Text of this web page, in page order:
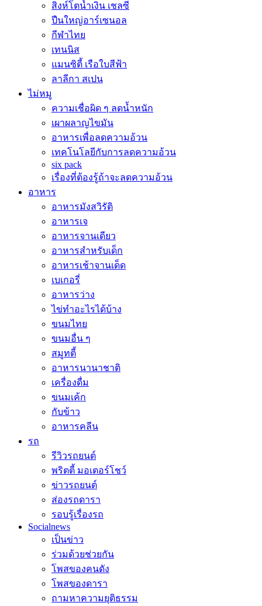
สิงห์โตน้ำเงิน เชลซี
ปืนใหญ่อาร์เซนอล
กีฬาไทย
เทนนิส
แมนซิตี้ เรือใบสีฟ้า
ลาลีกา สเปน
ไม่หมู
ความเชื่อผิด ๆ ลดน้ำหนัก
เผาผลาญไขมัน
อาหารเพื่อลดความอ้วน
เทคโนโลยีกับการลดความอ้วน
six pack
เรื่องที่ต้องรู้ถ้าจะลดความอ้วน
อาหาร
อาหารมังสวิรัติ
อาหารเจ
อาหารจานเดียว
อาหารสำหรับเด็ก
อาหารเช้าจานเด็ด
เบเกอรี่
อาหารว่าง
ไข่ทำอะไรได้บ้าง
ขนมไทย
ขนมอื่น ๆ
สมูทตี้
อาหารนานาชาติ
เครื่องดื่ม
ขนมเค้ก
กับข้าว
อาหารคลีน
รถ
รีวิวรถยนต์
พริตตี้ มอเตอร์โชว์
ข่าวรถยนต์
ส่องรถดารา
รอบรู้เรื่องรถ
Socialnews
เป็นข่าว
ร่วมด้วยช่วยกัน
โพสของคนดัง
โพสของดารา
ถามหาความยุติธรรม